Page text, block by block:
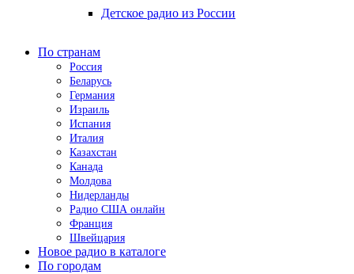
Детское радио из России
По странам
Россия
Беларусь
Германия
Израиль
Испания
Италия
Казахстан
Канада
Молдова
Нидерланды
Радио США онлайн
Франция
Швейцария
Новое радио в каталоге
По городам